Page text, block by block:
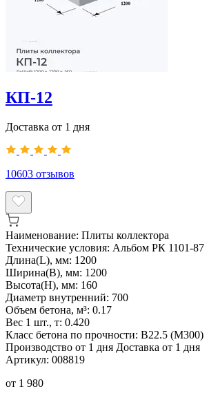
КП-12
Доставка от 1 дня
10603 отзывов
Наименование: Плиты коллектора
Технические условия: Альбом РК 1101-87
Длина(L), мм: 1200
Ширина(B), мм: 1200
Высота(H), мм: 160
Диаметр внутренний: 700
Объем бетона, м³: 0.17
Вес 1 шт., т: 0.420
Класс бетона по прочности: B22.5 (M300)
Производство от 1 дня Доставка от 1 дня
Артикул: 008819
от 1 980